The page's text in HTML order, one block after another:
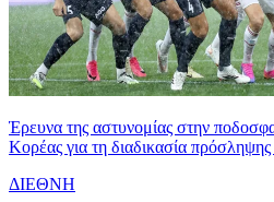
Έρευνα της αστυνομίας στην
Κορέας για τη διαδικασία
ΔΙΕΘΝΗ